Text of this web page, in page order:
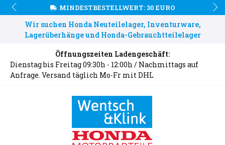
MINDESTBESTELLWERT: 30 EURO
Wir suchen Honda Neuteilelager, Inventurware,
Lagerüberhänge und Honda-Gebrauchtteilelager
Öffnungszeiten Ladengeschäft:
Dienstag bis Freitag 09:30h - 12:00h / Nachmittags auf
Anfrage. Versand täglich Mo-Fr mit DHL